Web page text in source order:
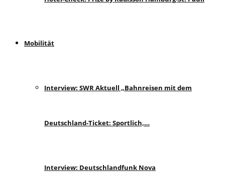
Mobilität
Interview: SWR Aktuell „Bahnreisen mit dem
Deutschland-Ticket: Sportlich,…
Interview: Deutschlandfunk Nova